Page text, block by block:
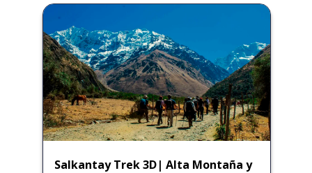
Salkantay Trek 3D| Alta Montaña y